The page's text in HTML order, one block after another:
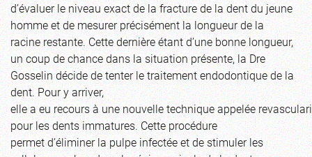
d’évaluer le niveau exact de la fracture de la dent du jeune
homme et de mesurer précisément la longueur de la
racine restante. Cette dernière étant d’une bonne longueur,
un coup de chance dans la situation présente, la Dre
Gosselin décide de tenter le traitement endodontique de la
dent. Pour y arriver,
elle a eu recours à une nouvelle technique appelée
pour les dents immatures. Cette procédure
permet d’éliminer la pulpe infectée et de stimuler les